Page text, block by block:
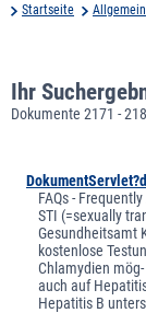
Startseite Allgemein
Ihr
Dokumente 2171 -
FAQs -
STI (=sexually
Gesundheitsamt
kostenlose
Chlamydien
auch auf
Hepatitis B